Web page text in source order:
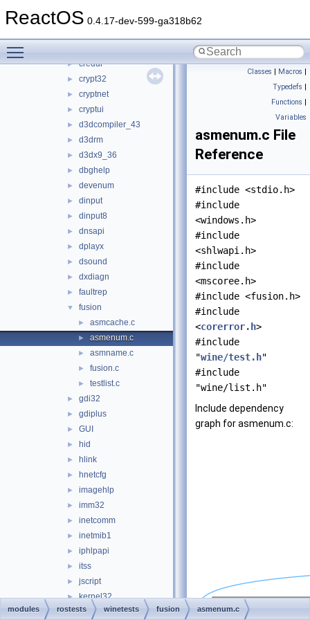
ReactOS 0.4.17-dev-599-ga318b62
► comcat
► credui
► crypt32
► cryptnet
► cryptui
► d3dcompiler_43
► d3drm
► d3dx9_36
► dbghelp
► devenum
► dinput
► dinput8
► dnsapi
► dplayx
► dsound
► dxdiagn
► faultrep
▼ fusion
► asmcache.c
► asmenum.c
► asmname.c
► fusion.c
► testlist.c
► gdi32
► gdiplus
► GUI
► hid
► hlink
► hnetcfg
► imagehlp
► imm32
► inetcomm
► inetmib1
► iphlpapi
► itss
► jscript
► kernel32
► localspl
Classes | Macros |
Typedefs |
Functions |
Variables
asmenum.c File
Reference
#include <stdio.h>
#include
<windows.h>
#include
<shlwapi.h>
#include
<mscoree.h>
#include <fusion.h>
#include
<corerror.h>
#include
"wine/test.h"
#include
"wine/list.h"
Include dependency
graph for asmenum.c:
modules rostests winetests fusion asmenum.c